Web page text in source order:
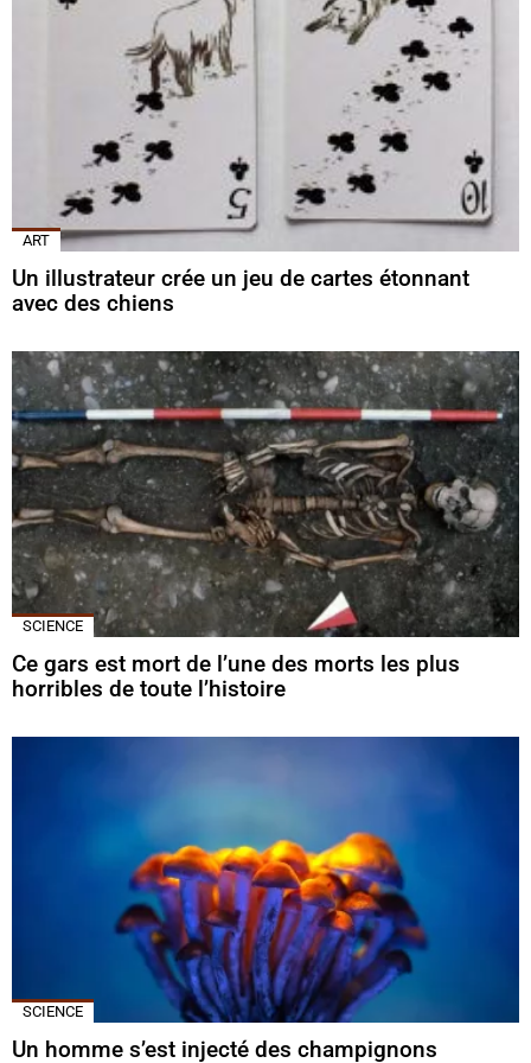
ART
Un illustrateur crée un jeu de cartes étonnant
avec des chiens
SCIENCE
Ce gars est mort de l’une des morts les plus
horribles de toute l’histoire
SCIENCE
Un homme s’est injecté des champignons